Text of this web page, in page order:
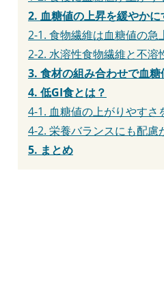
2. 血糖値の上昇を緩やか
2-1. 食物繊維は血糖値の急
2-2. 水溶性食物繊維と不溶
3. 食材の組み合わせで血糖
4. 低GI食とは？
4-1. 血糖値の上がりやすさ
4-2. 栄養バランスにも配慮
5. まとめ